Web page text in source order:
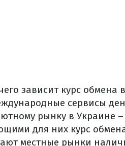
зависит курс обмена
сервисы
рынку в Украине
для них курс
местные рынки